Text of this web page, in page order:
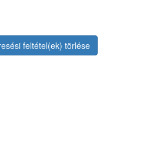
feltétel(ek) törlése